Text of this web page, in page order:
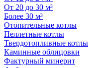
От 20 до 30 м³
Более 30 м³
Отопительные котлы
Пеллетные котлы
Твердотопливные котлы
Каминные облицовки
Фактурный минерит